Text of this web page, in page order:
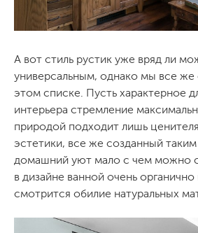
А вот стиль рустик уже вряд ли
универсальным, однако мы все же
этом списке. Пусть характерное
интерьера стремление
природой подходит лишь
эстетики, все же созданный
домашний уют мало с чем можно
в дизайне ванной очень органично
смотрится обилие натуральных